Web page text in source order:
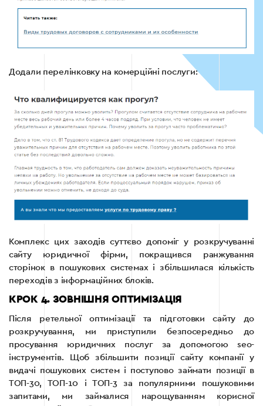
Додали перелінковку на комерційні послуги:
Комплекс цих заходів суттєво допоміг у розкручуванні
сайту юридичної фірми, покращився ранжування
сторінок в пошукових системах і збільшилася кількість
переходів з інформаційних блоків.
КРОК 4. ЗОВНІШНЯ ОПТИМІЗАЦІЯ
Після ретельної оптимізації та підготовки сайту до
розкручування, ми приступили безпосередньо до
просування юридичних послуг за допомогою seo-
інструментів. Щоб збільшити позиції сайту компанії у
видачі пошукових систем і поступово займати позиції в
ТОП-30, ТОП-10 і ТОП-3 за популярними пошуковими
запитами, ми займалися нарощуванням корисної